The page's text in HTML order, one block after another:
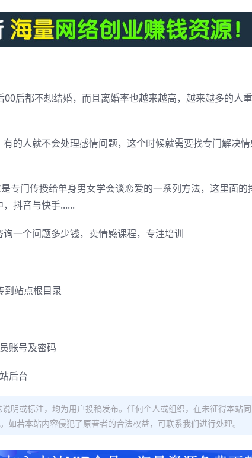
后都不想结婚，而且离婚率也越来越高，越来越多的人
的人就不会处理感情问题，这个时候就需要找专门解决
专门传授给单身男女学会谈恋爱的一系列方法，这里面
抖音与快手......
一个问题多少钱，卖情感课程，专注培训
到站点根目录
账号及密码
后台
明或标注，均为用户投稿发布。任何个人或组织，在未征得本站
如若本站内容侵犯了原著者的合法权益，可联系我们进行处理。